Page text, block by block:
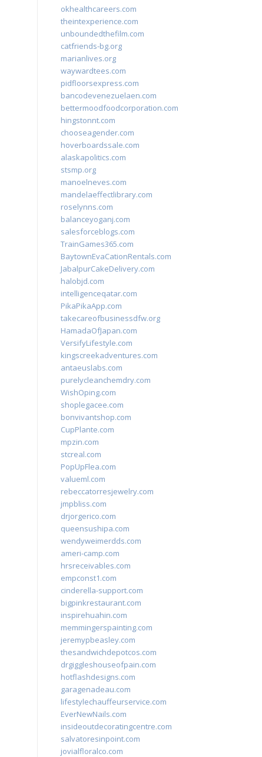
okhealthcareers.com
theintexperience.com
unboundedthefilm.com
catfriends-bg.org
marianlives.org
waywardtees.com
pidfloorsexpress.com
bancodevenezuelaen.com
bettermoodfoodcorporation.com
hingstonnt.com
chooseagender.com
hoverboardssale.com
alaskapolitics.com
stsmp.org
manoelneves.com
mandelaeffectlibrary.com
roselynns.com
balanceyoganj.com
salesforceblogs.com
TrainGames365.com
BaytownEvaCationRentals.com
JabalpurCakeDelivery.com
halobjd.com
intelligenceqatar.com
PikaPikaApp.com
takecareofbusinessdfw.org
HamadaOfJapan.com
VersifyLifestyle.com
kingscreekadventures.com
antaeuslabs.com
purelycleanchemdry.com
WishOping.com
shoplegacee.com
bonvivantshop.com
CupPlante.com
mpzin.com
stcreal.com
PopUpFlea.com
valueml.com
rebeccatorresjewelry.com
jmpbliss.com
drjorgerico.com
queensushipa.com
wendyweimerdds.com
ameri-camp.com
hrsreceivables.com
empconst1.com
cinderella-support.com
bigpinkrestaurant.com
inspirehuahin.com
memmingerspainting.com
jeremypbeasley.com
thesandwichdepotcos.com
drgiggleshouseofpain.com
hotflashdesigns.com
garagenadeau.com
lifestylechauffeurservice.com
EverNewNails.com
insideoutdecoratingcentre.com
salvatoresinpoint.com
jovialfloralco.com